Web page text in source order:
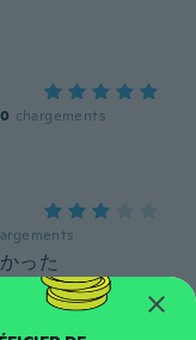
chargements
った